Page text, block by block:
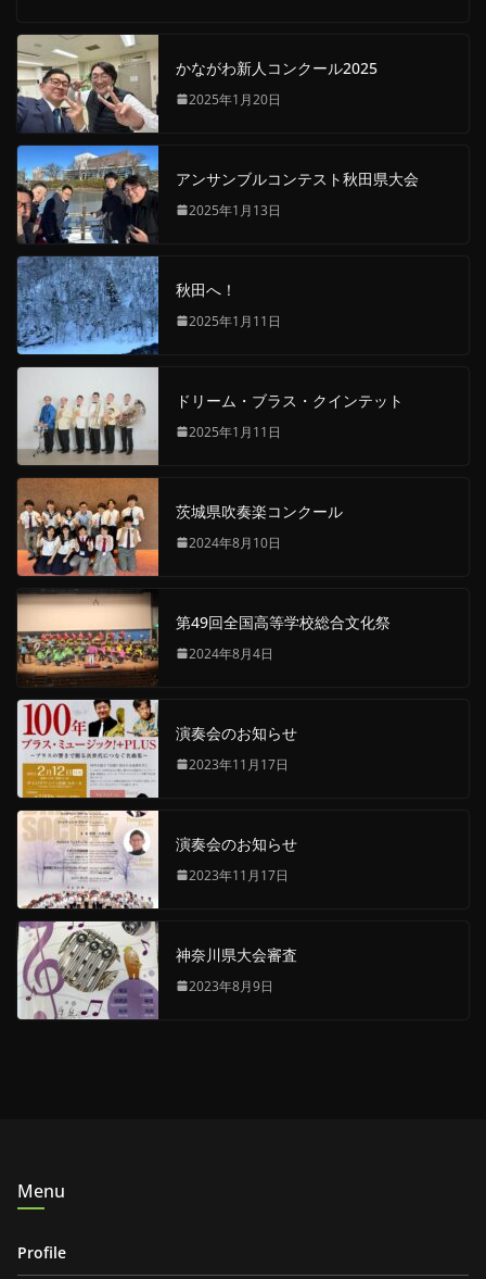
かながわ新人コンクール2025
2025年1月20日
アンサンブルコンテスト秋田県大会
2025年1月13日
秋田へ！
2025年1月11日
ドリーム・ブラス・クインテット
2025年1月11日
茨城県吹奏楽コンクール
2024年8月10日
第49回全国高等学校総合文化祭
2024年8月4日
演奏会のお知らせ
2023年11月17日
演奏会のお知らせ
2023年11月17日
神奈川県大会審査
2023年8月9日
Menu
Profile